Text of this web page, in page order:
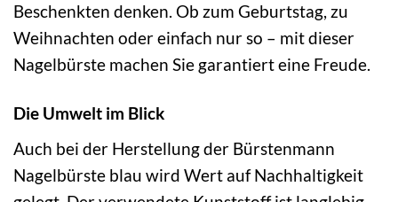
Beschenkten denken. Ob zum Geburtstag, zu
Weihnachten oder einfach nur so – mit dieser
Nagelbürste machen Sie garantiert eine Freude.
Die Umwelt im Blick
Auch bei der Herstellung der Bürstenmann
Nagelbürste blau wird Wert auf Nachhaltigkeit